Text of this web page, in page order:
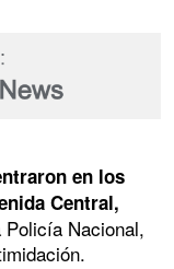
en los
Central,
Policía Nacional,